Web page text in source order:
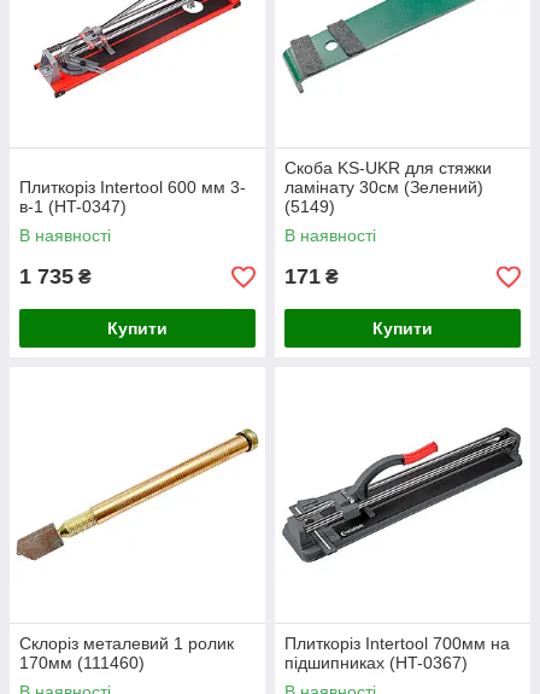
Плиткоріз Intertool 600 мм 3-
в-1 (HT-0347)
В наявності
1 735 ₴
Купити
Скоба KS-UKR для стяжки
ламінату 30см (Зелений)
(5149)
В наявності
171 ₴
Купити
Склоріз металевий 1 ролик
170мм (111460)
Плиткоріз Intertool 700мм на
підшипниках (HT-0367)